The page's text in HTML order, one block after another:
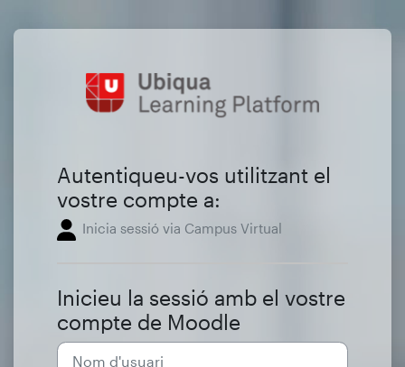
Inicia la sessió a Ubiqua.
Autentiqueu-vos utilitzant el
vostre compte a:
Inicia sessió via Campus Virtual
Inicieu la sessió amb el vostre
compte de Moodle
Nom d'usuari